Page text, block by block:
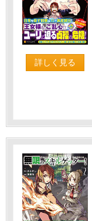
詳しく見る